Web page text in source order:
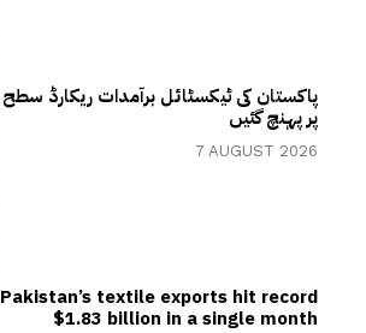
پاکستان کی ٹیکسٹائل برآمدات ریکارڈ سطح
پر پہنچ گئیں
7 AUGUST 2026
Pakistan’s textile exports hit record
$1.83 billion in a single month